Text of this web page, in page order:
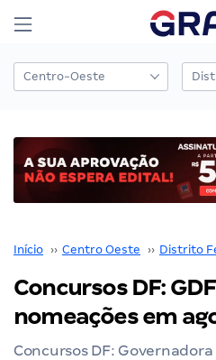
Início ›› Centro Oeste ›› Distrito
Concursos DF:
nomeações em
Concursos DF: